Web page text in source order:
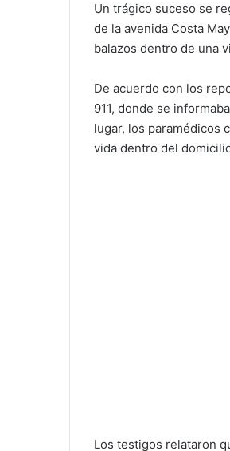
Un trágico suceso se
de la avenida Costa
balazos dentro de una
De acuerdo con los
911, donde se
lugar, los paramédicos
vida dentro del
Los testigos relataron